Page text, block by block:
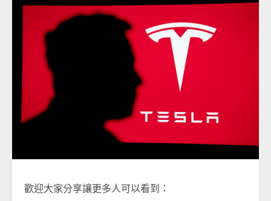
歡迎大家分享讓更多人可以看到：